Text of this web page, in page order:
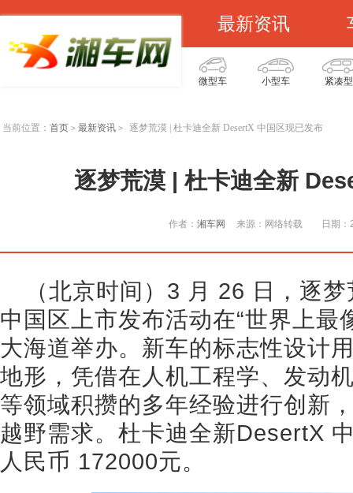
最新资讯
微型车 小型车 紧凑型
当前位置： 首页 > 最新资讯 > 逐梦荒漠 | 杜卡迪全新 DesertX 中国区现已发布
逐梦荒漠 | 杜卡迪全新
作者： 湘车网 来源：网络转载 日期
（北京时间）3 月 26 日，逐
中国区上市发布活动在“世界上最
大海道举办。新车的标志性设计
地形，凭借在人机工程学、发动
等领域积攒的多年经验进行创新
越野需求。杜卡迪全新DesertX
人民币 172000元。